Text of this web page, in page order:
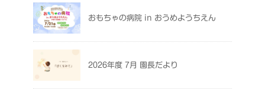
おもちゃの病院 in おうめようちえん
2026年度 7月 園長だより